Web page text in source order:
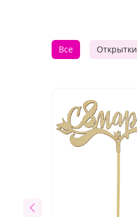
Все Открытки